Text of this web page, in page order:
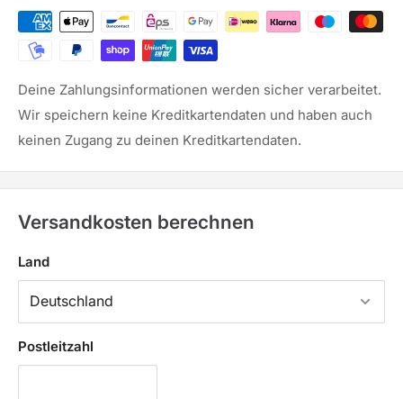
Deine Zahlungsinformationen werden sicher verarbeitet.
Wir speichern keine Kreditkartendaten und haben auch
keinen Zugang zu deinen Kreditkartendaten.
Versandkosten berechnen
Land
Postleitzahl